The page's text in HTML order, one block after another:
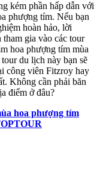
kém phần hấp dẫn với
phượng tím. Nếu bạn
hoàn hảo, lời
gia vào các tour
hoa phượng tím mùa
du lịch này bạn sẽ
công viên Fitzroy hay
Không cần phải băn
điểm ở đâu?
hoa phượng tím